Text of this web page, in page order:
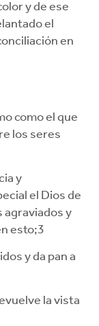
y de ese
el
en
como el que
los seres
y
el Dios de
agraviados y
esto;3
y da pan a
la vista